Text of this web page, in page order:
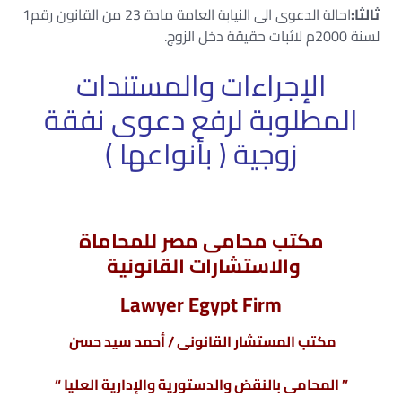
ثالثا:
احالة الدعوى الى النيابة العامة مادة 23 من القانون رقم1
لسنة 2000م لاثبات حقيقة دخل الزوج.
الإجراءات والمستندات
المطلوبة لرفع دعوى نفقة
زوجية ( بأنواعها )
مكتب محامى مصر للمحاماة
والاستشارات القانونية
Lawyer Egypt Firm
مكتب المستشار القانونى / أحمد سيد حسن
” المحامى بالنقض والدستورية والإدارية العليا “